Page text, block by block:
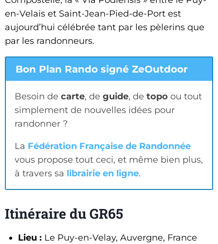
en-Velais et Saint-Jean-Pied-de-Port est
aujourd’hui célébrée tant par les pèlerins que
par les randonneurs.
Bon Plan Rando signé ZeOutdoor
Besoin de carte, de guide, de topo ou tout
simplement de nouvelles idées pour
randonner ?
La Fédération Française de Randonnée
vous propose tout ceci, et même bien plus,
à travers sa librairie en ligne.
Itinéraire du GR65
Lieu : Le Puy-en-Velay, Auvergne, France